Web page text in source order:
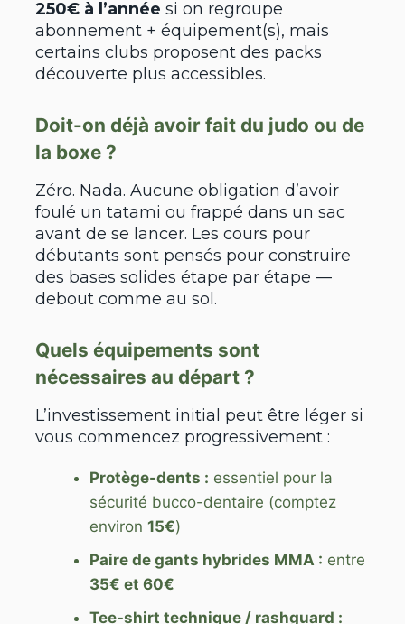
250€ à l’année si on regroupe
abonnement + équipement(s), mais
certains clubs proposent des packs
découverte plus accessibles.
Doit-on déjà avoir fait du judo ou de
la boxe ?
Zéro. Nada. Aucune obligation d’avoir
foulé un tatami ou frappé dans un sac
avant de se lancer. Les cours pour
débutants sont pensés pour construire
des bases solides étape par étape —
debout comme au sol.
Quels équipements sont
nécessaires au départ ?
L’investissement initial peut être léger si
vous commencez progressivement :
Protège-dents : essentiel pour la
sécurité bucco-dentaire (comptez
environ 15€)
Paire de gants hybrides MMA : entre
35€ et 60€
Tee-shirt technique / rashguard :